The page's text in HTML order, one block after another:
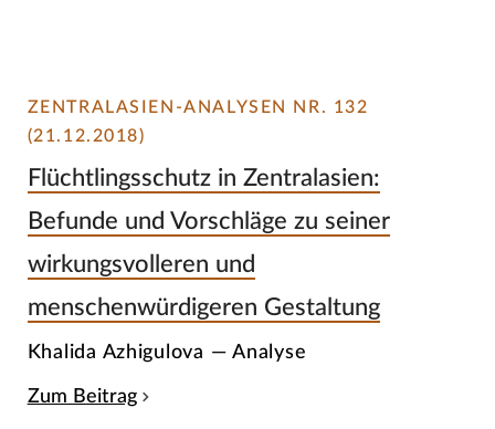
ZENTRALASIEN-ANALYSEN NR. 132
(21.12.2018)
Flüchtlingsschutz in Zentralasien:
Befunde und Vorschläge zu seiner
wirkungsvolleren und
menschenwürdigeren Gestaltung
Khalida Azhigulova — Analyse
Zum Beitrag